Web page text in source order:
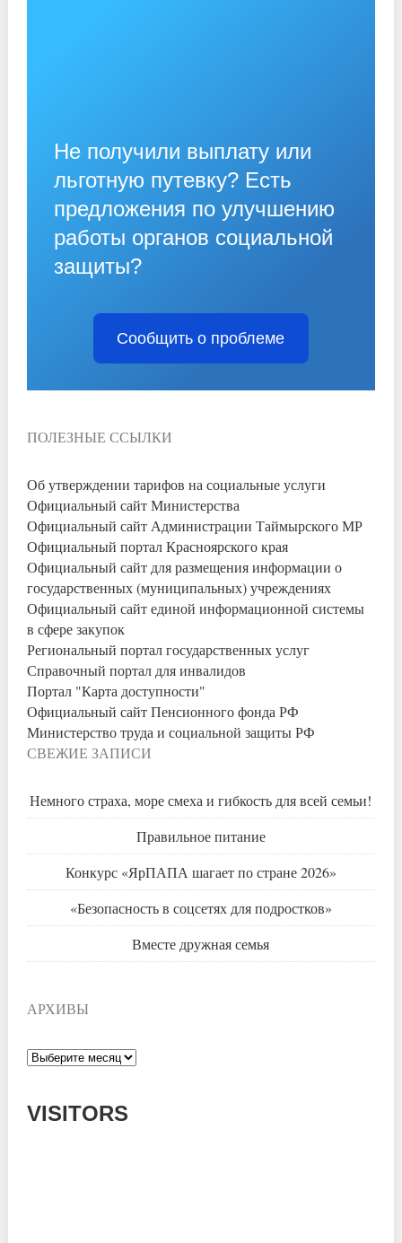
Не получили выплату или
льготную путевку? Есть
предложения по улучшению
работы органов социальной
защиты?
Сообщить о проблеме
ПОЛЕЗНЫЕ ССЫЛКИ
Об утверждении тарифов на социальные услуги
Официальный сайт Министерства
Официальный сайт Администрации Таймырского МР
Официальный портал Красноярского края
Официальный сайт для размещения информации о
государственных (муниципальных) учреждениях
Официальный сайт единой информационной системы
в сфере закупок
Региональный портал государственных услуг
Справочный портал для инвалидов
Портал "Карта доступности"
Официальный сайт Пенсионного фонда РФ
Министерство труда и социальной защиты РФ
СВЕЖИЕ ЗАПИСИ
Немного страха, море смеха и гибкость для всей семьи!
Правильное питание
Конкурс «ЯрПАПА шагает по стране 2026»
«Безопасность в соцсетях для подростков»
Вместе дружная семья
АРХИВЫ
Архивы
VISITORS